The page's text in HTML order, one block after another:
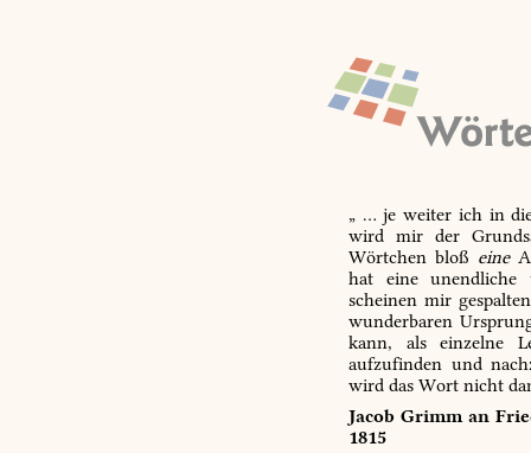
„ … je weiter ich in
wird mir der
Wörtchen bloß eine
hat eine unendliche
scheinen mir
wunderbaren
kann, als einzelne
aufzufinden und
wird das Wort nicht
Jacob Grimm an
1815